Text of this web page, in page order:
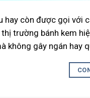
hay còn được gọi với
trường bánh kem
không gây ngán hay